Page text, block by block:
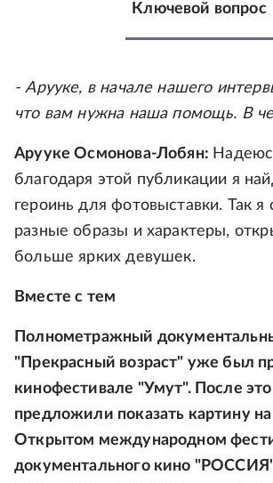
Ключевой вопрос
- Арууке, в начале нашего
что вам нужна наша помощь. В
Арууке Осмонова-Лобян:
благодаря этой публикации я
героинь для фотовыставки. Так я
разные образы и характеры,
больше ярких девушек.
Вместе с тем
Полнометражный
"Прекрасный возраст" уже был
кинофестивале "Умут". После
предложили показать картину на
Открытом международном
документального кино